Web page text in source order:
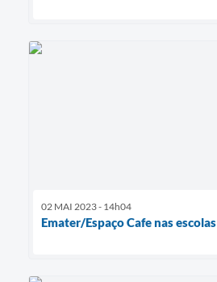
02 MAI 2023 - 14h04
Emater/Espaço Cafe nas escolas